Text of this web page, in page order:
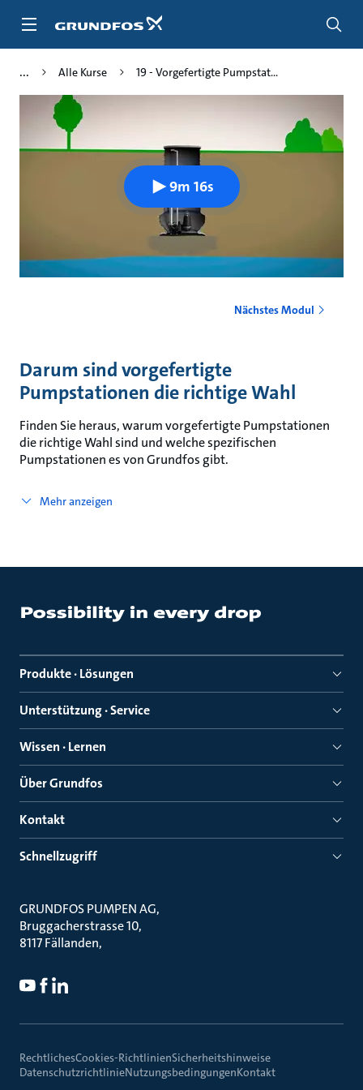
Inhalt
Alle Kurse 19 - Vorgefertigte Pumpstat...
9m 16s
Nächstes Modul
Darum sind vorgefertigte
Pumpstationen die richtige Wahl
Finden Sie heraus, warum vorgefertigte Pumpstationen
die richtige Wahl sind und welche spezifischen
Pumpstationen es von Grundfos gibt.
Mehr anzeigen
Produkte · Lösungen
Unterstützung · Service
Wissen · Lernen
Über Grundfos
Kontakt
Schnellzugriff
GRUNDFOS PUMPEN AG
Bruggacherstrasse 10
8117 Fällanden
RechtlichesCookies-RichtlinienSicherheitshinweise
DatenschutzrichtlinieNutzungsbedingungenKontakt